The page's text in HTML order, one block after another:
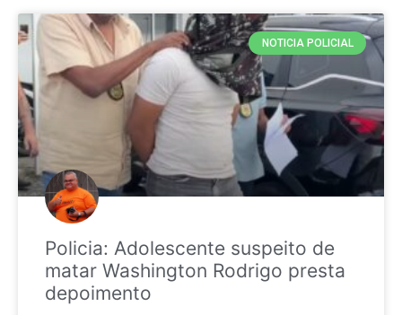
NOTICIA POLICIAL
Policia: Adolescente suspeito de
matar Washington Rodrigo presta
depoimento